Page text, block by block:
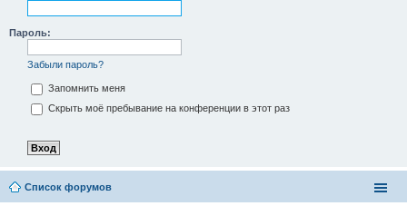
Пароль:
Забыли пароль?
Запомнить меня
Скрыть моё пребывание на конференции в этот раз
Список форумов